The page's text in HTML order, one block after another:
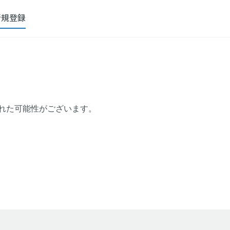
登録
可能性がございます。